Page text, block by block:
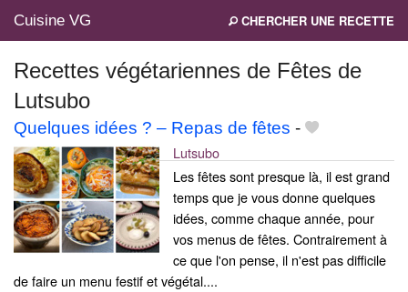
Cuisine VG CHERCHER UNE RECETTE
Recettes végétariennes de Fêtes de
Lutsubo
Quelques idées ? – Repas de fêtes -
Lutsubo
Les fêtes sont presque là, il est grand
temps que je vous donne quelques
idées, comme chaque année, pour
vos menus de fêtes. Contrairement à
ce que l'on pense, il n'est pas difficile
de faire un menu festif et végétal....